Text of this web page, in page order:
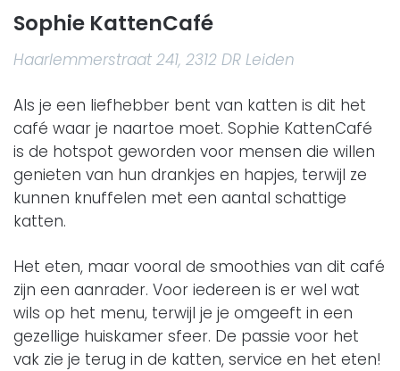
Sophie KattenCafé
Haarlemmerstraat 241, 2312 DR Leiden
Als je een liefhebber bent van katten is dit het
café waar je naartoe moet. Sophie KattenCafé
is de hotspot geworden voor mensen die willen
genieten van hun drankjes en hapjes, terwijl ze
kunnen knuffelen met een aantal schattige
katten.
Het eten, maar vooral de smoothies van dit café
zijn een aanrader. Voor iedereen is er wel wat
wils op het menu, terwijl je je omgeeft in een
gezellige huiskamer sfeer. De passie voor het
vak zie je terug in de katten, service en het eten!